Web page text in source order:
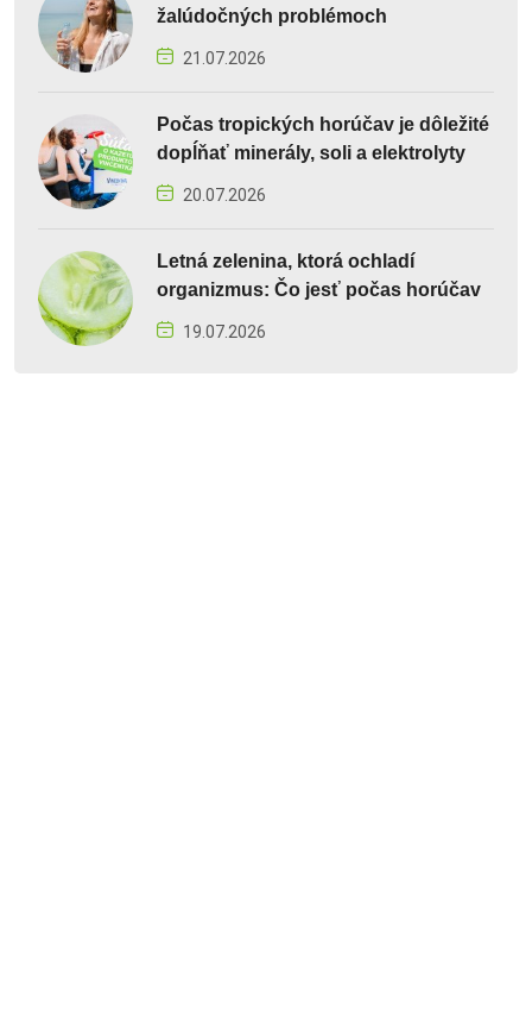
žalúdočných problémoch
21.07.2026
Počas tropických horúčav je dôležité
dopĺňať minerály, soli a elektrolyty
20.07.2026
Letná zelenina, ktorá ochladí
organizmus: Čo jesť počas horúčav
19.07.2026